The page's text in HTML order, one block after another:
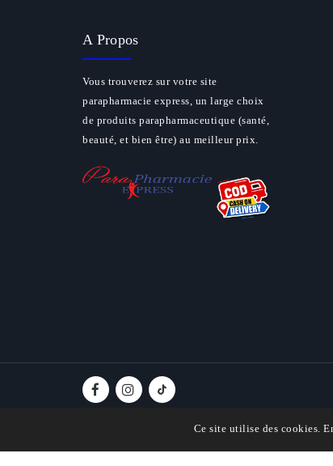
A Propos
Vous trouverez sur votre site
parapharmacie express, un large choix
de produits parapharmaceutique (santé,
beauté, et bien être) au meilleur prix.
Ce site utilise des cookies.